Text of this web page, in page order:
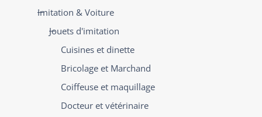
Imitation & Voiture
Jouets d'imitation
Cuisines et dinette
Bricolage et Marchand
Coiffeuse et maquillage
Docteur et vétérinaire